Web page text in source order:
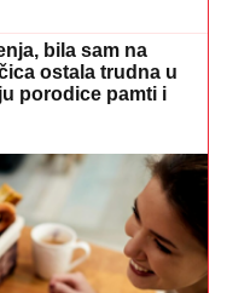
bila sam na
ostala trudna u
porodice pamti i